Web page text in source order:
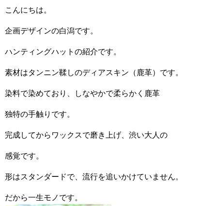
こんにちは。
企画デザインの白潟です。
ハンティングハットの紹介です。
素材はタンニン鞣しのディアスキン（鹿革）です。
染料で染めており、しなやかで柔らかく鹿革
独特の手触りです。
完成してからワックスで磨き上げ、渋い大人の
感覚です。
形はスタンダードで、流行を追いかけていません。
だから一生モノです。